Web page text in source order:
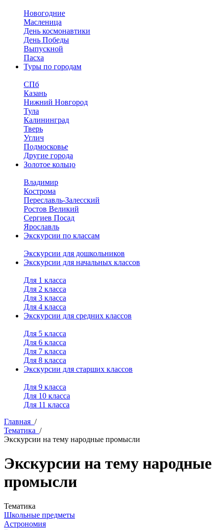
Новогодние
Масленица
День космонавтики
День Победы
Выпускной
Пасха
Туры по городам
СПб
Казань
Нижний Новгород
Тула
Калининград
Тверь
Углич
Подмосковье
Другие города
Золотое кольцо
Владимир
Кострома
Переславль-Залесский
Ростов Великий
Сергиев Посад
Ярославль
Экскурсии по классам
Экскурсии для дошкольников
Экскурсии для начальных классов
Для 1 класса
Для 2 класса
Для 3 класса
Для 4 класса
Экскурсии для средних классов
Для 5 класса
Для 6 класса
Для 7 класса
Для 8 класса
Экскурсии для старших классов
Для 9 класса
Для 10 класса
Для 11 класса
Главная /
Тематика /
Экскурсии на тему народные промысли
Экскурсии на тему народные
промысли
Тематика
Школьные предметы
Астрономия